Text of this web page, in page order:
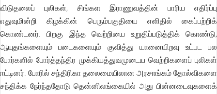
விடுதலைப் புலிகள், சிங்கள இராணுவத்தின் பாரிய எதிர்ப்பு
எதுவுமின்றி கிழக்கின் பெரும்பகுதியை எளிதில் கைப்பற்றிக்
கொண்டனர். பிறகு இந்த வெற்றியை உறுதிப்படுத்திக் கொண்டு,
ஆயுதங்களையும் படைகளையும் குவித்து யானையிறவு உட்பட பல
போர்களில் போர்த்தந்திர முக்கியத்துவமுடைய வெற்றிகளைப் புலிகள்
ஈட்டினர். போரில் சந்திரிகா தலைமையிலான அரசாங்கம் தோல்விகளை
சந்திக்க நேர்ந்ததோடு தென்னிலங்கையில் அது பின்னடைவுகளைக்